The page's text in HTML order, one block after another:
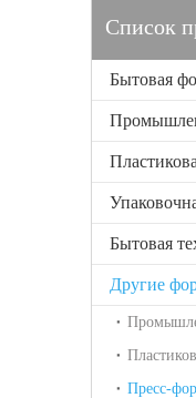
Список
Бытовая
Бытовая
Другие
Пресс-